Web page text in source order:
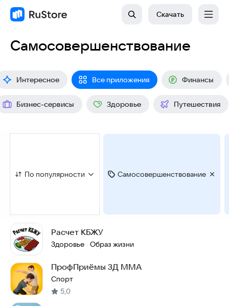
Скачать
Самосовершенствование
Интересное Все приложения Финансы
Бизнес-сервисы Здоровье Путешествия
По популярности Самосовершенствование
Расчет КБЖУ
Здоровье · Образ жизни
ПрофПриёмы 3Д ММА
Спорт
5,0